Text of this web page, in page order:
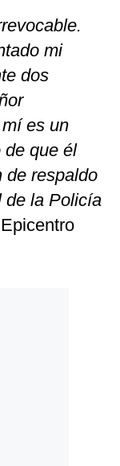
mi
dos
es un
de que él
de respaldo
de la Policía